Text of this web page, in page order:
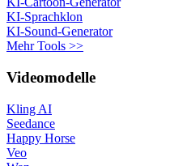
KI-Sprachklon
KI-Sound-Generator
Mehr Tools >>
Videomodelle
Kling AI
Seedance
Happy Horse
Veo